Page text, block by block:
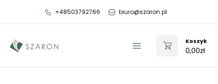
+48503792766 biuro@szaron.pl
Menu
Koszyk
0,00zł